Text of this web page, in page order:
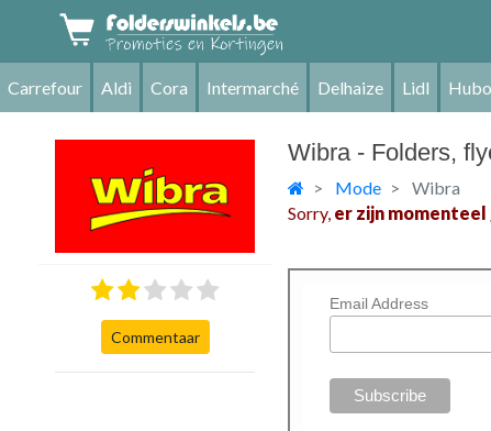
Carrefour Aldi Cora Intermarché Delhaize Lidl Hubo
Commentaar
Wibra - Folders,
Mode
Wibra
Sorry, er zijn momenteel
Email Address